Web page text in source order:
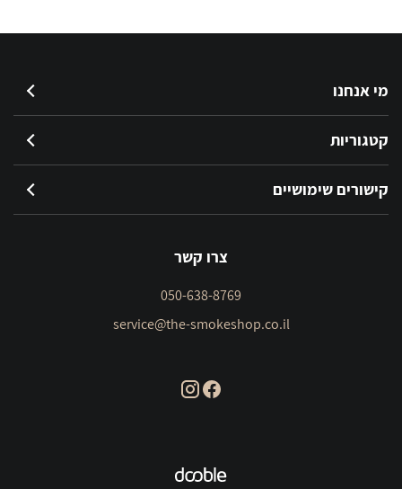
מי אנחנו
קטגוריות
קישורים שימושיים
צרו קשר
050-638-8769
service@the-smokeshop.co.il